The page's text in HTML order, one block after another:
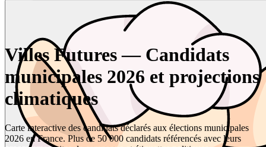
Villes Futures — Candidats
municipales 2026 et projections
climatiques
Carte interactive des candidats déclarés aux élections municipales
2026 en France. Plus de 50 000 candidats référencés avec leurs